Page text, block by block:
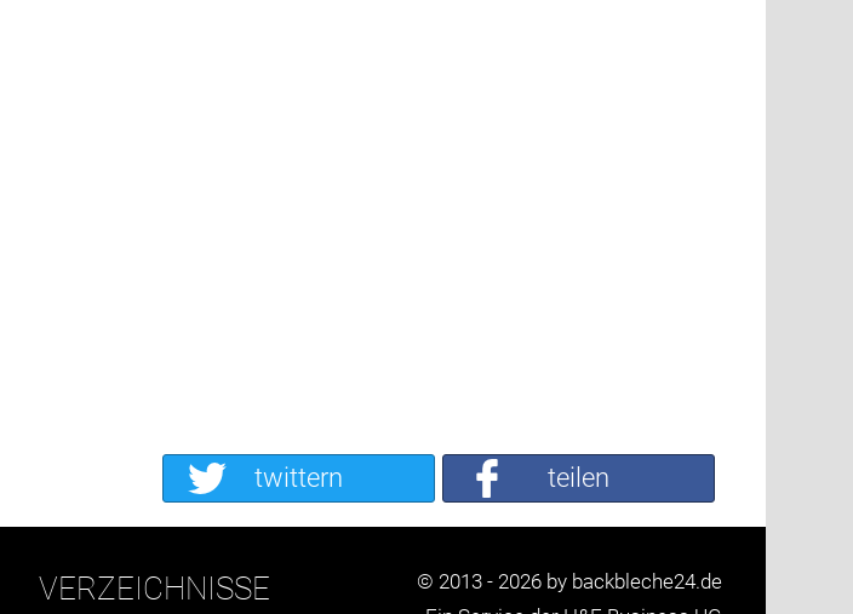
teilen
twittern
VERZEICHNISSE
© 2013 - 2026 by backbleche24.de